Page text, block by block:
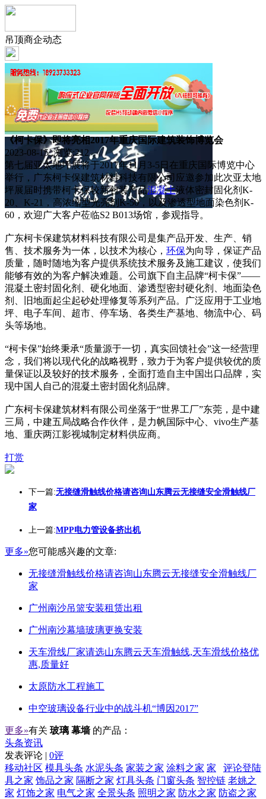
吊顶商企动态
《柯卡保》即将亮相2017年重庆国际建筑装饰博览会
2023-08-15 浏览:212
第七届亚太地坪展将于2017年11月3-5日在重庆国际博览中心
举行，广东柯卡保建筑材料科技有限公司应邀参加此次亚太地
坪展届时携带柯卡保较新包装产品混凝土液体密封固化剂K-
20、K-21，高浓缩型光亮剂K-50，以及渗透型地面染色剂K-
60，欢迎广大客户莅临S2 B013场馆，参观指导。
广东柯卡保建筑材料科技有限公司是集产品开发、生产、销
售、技术服务为一体，以技术为核心， 环保为向导，保证产品
质量，随时随地为客户提供系统技术服务及施工建议，使我们
能够有效的为客户解决难题。公司旗下自主品牌“柯卡保”——
混凝土密封固化剂、硬化地面、渗透型密封硬化剂、地面染色
剂、旧地面起尘起砂处理修复等系列产品。广泛应用于工业地
坪、电子车间、超市、停车场、各类生产基地、物流中心、码
头等场地。
“柯卡保”始终秉承“质量源于一切，真实回馈社会”这一经营理
念，我们将以现代化的战略视野，致力于为客户提供较优的质
量保证以及较好的技术服务，全面打造自主中国出口品牌，实
现中国人自己的混凝土密封固化剂品牌。
广东柯卡保建筑材料有限公司坐落于“世界工厂”东莞，是中建
三局，中建五局战略合作伙伴，是力帆国际中心、vivo生产基
地、重庆两江影视城制定材料供应商。
打赏
下一篇:无接缝滑触线价格请咨询山东腾云无接缝安全滑触线厂
家
上一篇:MPP电力管设备挤出机
更多»您可能感兴趣的文章:
无接缝滑触线价格请咨询山东腾云无接缝安全滑触线厂
家
广州南沙吊篮安装租赁出租
广州南沙幕墙玻璃更换安装
天车滑线厂家请选山东腾云天车滑触线,天车滑线价格优
惠,质量好
太原防水工程施工
中空玻璃设备行业中的战斗机“博因2017”
更多»有关 玻璃 幕墙 的产品：
头条资讯
发表评论 | 0评
评论登陆
移动社区 模具头条 水泥头条 家装之家 涂料之家 家
具之家 饰品之家 隔断之家 灯具头条 门窗头条 智控链 老姚之
家 灯饰之家 电气之家 全景头条 照明之家 防水之家 防盗之家